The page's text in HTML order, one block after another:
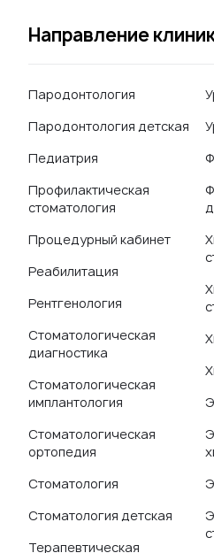
Направление
Пародонтология
Пародонтология детская
Педиатрия
Профилактическая
стоматология
Процедурный кабинет
Реабилитация
Рентгенология
Стоматологическая
диагностика
Стоматологическая
имплантология
Стоматологическая
ортопедия
Стоматология
Стоматология детская
Терапевтическая